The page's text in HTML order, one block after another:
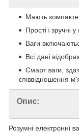
Мають
Прості і зручні
Ваги
Всі дані
Смарт ваги,
співвідношення
Опис:
Розумні електронні